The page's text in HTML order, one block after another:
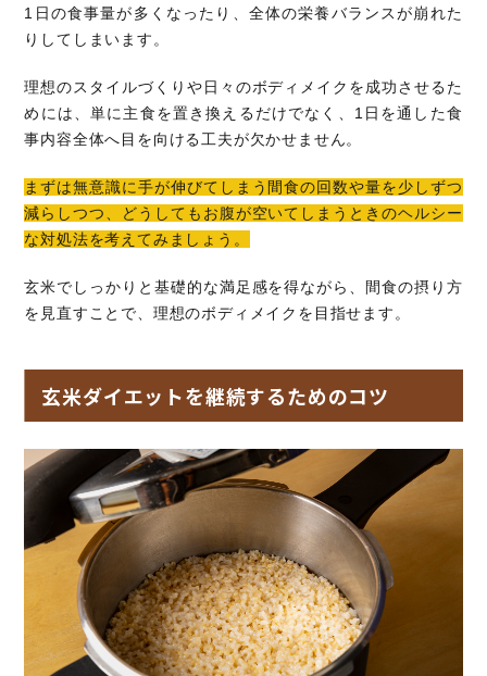
1日の食事量が多くなったり、全体の栄養バランスが崩れた
りしてしまいます。
理想のスタイルづくりや日々のボディメイクを成功させるた
めには、単に主食を置き換えるだけでなく、1日を通した食
事内容全体へ目を向ける工夫が欠かせません。
まずは無意識に手が伸びてしまう間食の回数や量を少しずつ
減らしつつ、どうしてもお腹が空いてしまうときのヘルシー
な対処法を考えてみましょう。
玄米でしっかりと基礎的な満足感を得ながら、間食の摂り方
を見直すことで、理想のボディメイクを目指せます。
玄米ダイエットを継続するためのコツ